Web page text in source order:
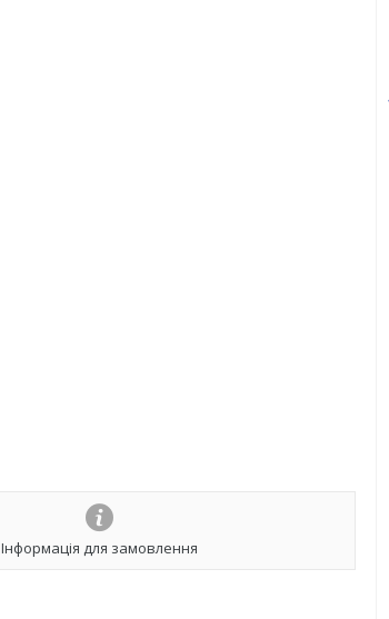
Інформація для замовлення